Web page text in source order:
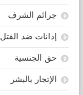
جرائم الشرف
إدانات ضد القتل
حق الجنسية
الإتجار بالبشر